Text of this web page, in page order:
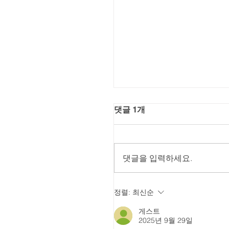
컨디션의 비밀, 레비트라
댓글 1개
댓글을 입력하세요.
정렬: 최신순
게스트
2025년 9월 29일